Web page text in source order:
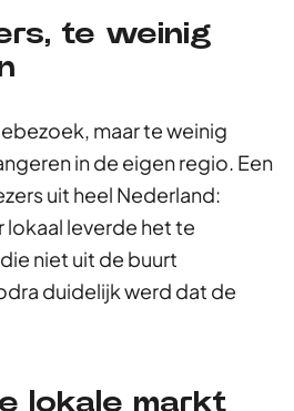
te weinig
maar te weinig
in de eigen regio. Een
uit heel Nederland:
lokaal leverde het te
niet uit de buurt
duidelijk werd dat de
lokale markt